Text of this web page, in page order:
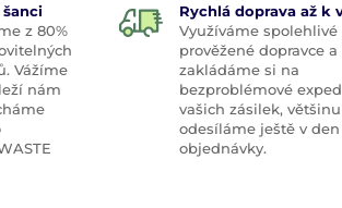
z 80%
Vážíme
nám
Rychlá doprava až k
Využíváme spolehlivé
prověžené dopravce a
zakládáme si na
bezproblémové
vašich zásilek,
odesíláme ještě v den
objednávky.